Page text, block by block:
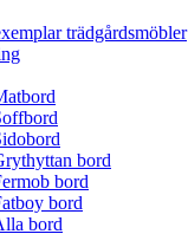
trädgårdsmöbler
bord
bord
bord
bord